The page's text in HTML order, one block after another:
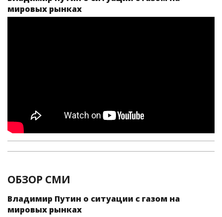
мировых рынках
ОБЗОР СМИ
Владимир Путин о ситуации с газом на
мировых рынках